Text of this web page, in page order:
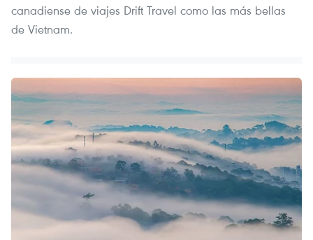
canadiense de viajes Drift Travel como las más bellas
de Vietnam.